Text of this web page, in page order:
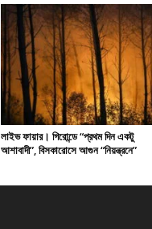
লাইভ ফায়ার। গিরোন্ডে “প্রথম দিন একটু
আশাবাদী”, বিসকারোসে আগুন “নিয়ন্ত্রনে”